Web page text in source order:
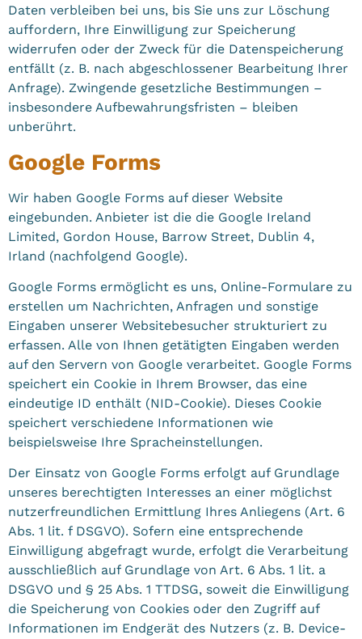
Daten verbleiben bei uns, bis Sie uns zur Löschung
auffordern, Ihre Einwilligung zur Speicherung
widerrufen oder der Zweck für die Datenspeicherung
entfällt (z. B. nach abgeschlossener Bearbeitung Ihrer
Anfrage). Zwingende gesetzliche Bestimmungen –
insbesondere Aufbewahrungsfristen – bleiben
unberührt.
Google Forms
Wir haben Google Forms auf dieser Website
eingebunden. Anbieter ist die die Google Ireland
Limited, Gordon House, Barrow Street, Dublin 4,
Irland (nachfolgend Google).
Google Forms ermöglicht es uns, Online-Formulare zu
erstellen um Nachrichten, Anfragen und sonstige
Eingaben unserer Websitebesucher strukturiert zu
erfassen. Alle von Ihnen getätigten Eingaben werden
auf den Servern von Google verarbeitet. Google Forms
speichert ein Cookie in Ihrem Browser, das eine
eindeutige ID enthält (NID-Cookie). Dieses Cookie
speichert verschiedene Informationen wie
beispielsweise Ihre Spracheinstellungen.
Der Einsatz von Google Forms erfolgt auf Grundlage
unseres berechtigten Interesses an einer möglichst
nutzerfreundlichen Ermittlung Ihres Anliegens (Art. 6
Abs. 1 lit. f DSGVO). Sofern eine entsprechende
Einwilligung abgefragt wurde, erfolgt die Verarbeitung
ausschließlich auf Grundlage von Art. 6 Abs. 1 lit. a
DSGVO und § 25 Abs. 1 TTDSG, soweit die Einwilligung
die Speicherung von Cookies oder den Zugriff auf
Informationen im Endgerät des Nutzers (z. B. Device-